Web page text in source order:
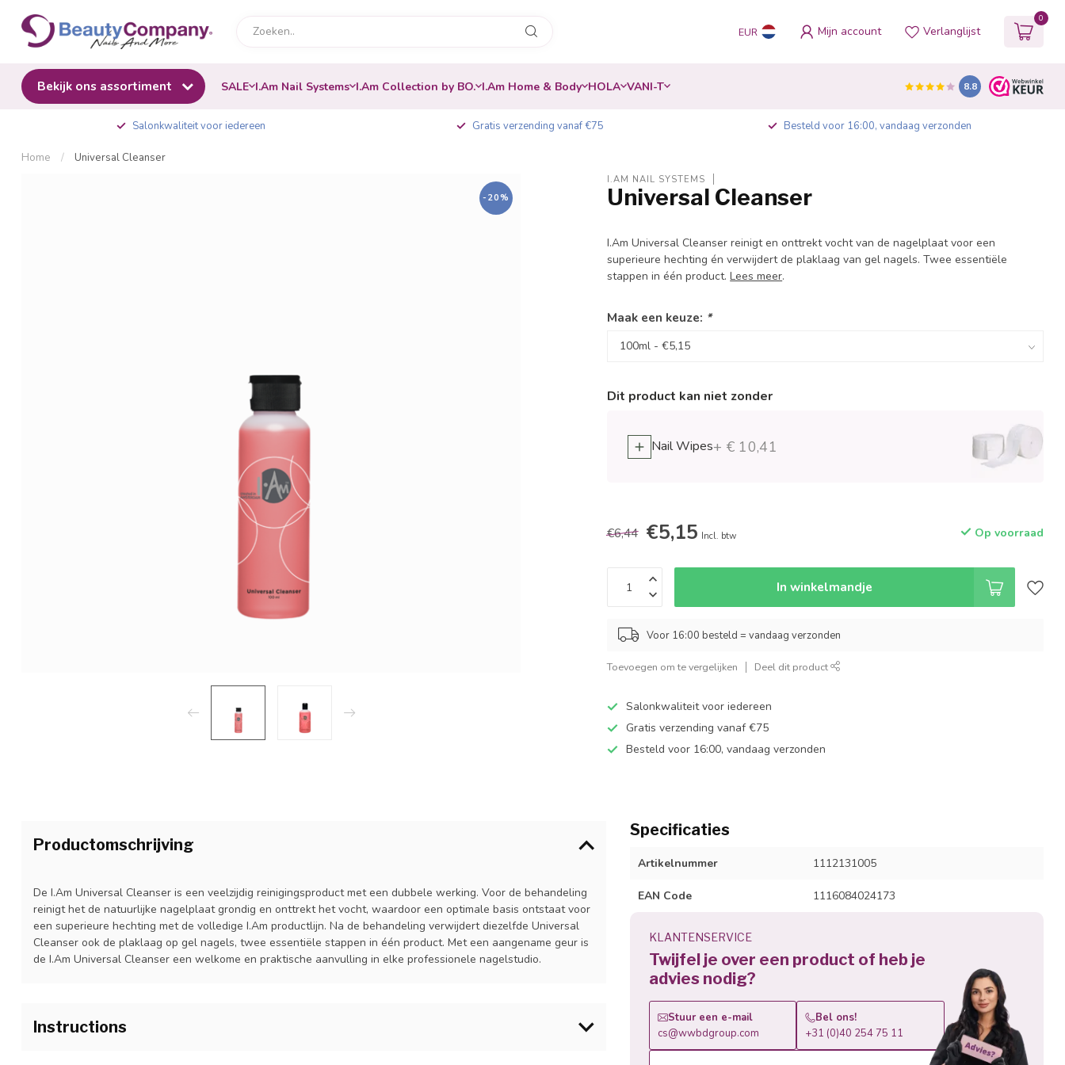
EUR Mijn account Verlanglijst
0
Bekijk ons assortiment SALE I.Am Nail Systems I.Am Collection by BO. I.Am Home & Body HOLA VANI-T 8.8
Salonkwaliteit voor iedereen Gratis verzending vanaf €75 Besteld voor 16:00, vandaag verzonden
Home / Universal Cleanser
-20%
I.AM NAIL SYSTEMS
Universal Cleanser
I.Am Universal Cleanser reinigt en onttrekt vocht van de nagelplaat voor een
superieure hechting én verwijdert de plaklaag van gel nagels. Twee essentiële
stappen in één product.Lees meer.
Maak een keuze: *
Dit product kan niet zonder
Nail Wipes+ € 10,41
€6,44 €5,15 Incl. btw Op voorraad
In winkelmandje
Voor 16:00 besteld = vandaag verzonden
Toevoegen om te vergelijken Deel dit product
Salonkwaliteit voor iedereen
Gratis verzending vanaf €75
Besteld voor 16:00, vandaag verzonden
Productomschrijving
De I.Am Universal Cleanser is een veelzijdig reinigingsproduct met een dubbele werking. Voor de behandeling
reinigt het de natuurlijke nagelplaat grondig en onttrekt het vocht, waardoor een optimale basis ontstaat voor
een superieure hechting met de volledige I.Am productlijn. Na de behandeling verwijdert diezelfde Universal
Cleanser ook de plaklaag op gel nagels, twee essentiële stappen in één product. Met een aangename geur is
de I.Am Universal Cleanser een welkome en praktische aanvulling in elke professionele nagelstudio.
Instructions
Specificaties
Artikelnummer 1112131005
EAN Code 1116084024173
KLANTENSERVICE
Twijfel je over een product of heb je
advies nodig?
Stuur een e-mail
cs@wwbdgroup.com
Bel ons!
+31 (0)40 254 75 11